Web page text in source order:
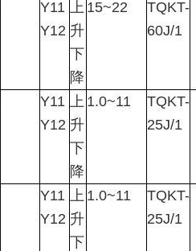
Y11
Y12
上
升
下
降
15~22
TQKT-
60J/1
Y11
Y12
上
升
下
降
1.0~11
TQKT-
25J/1
Y11
Y12
上
升
下
1.0~11
TQKT-
25J/1